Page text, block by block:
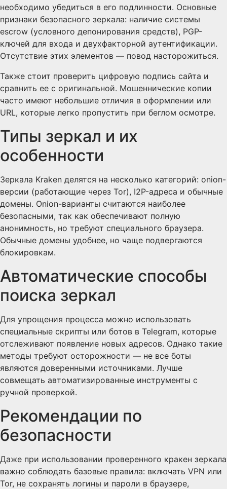
необходимо убедиться в его подлинности. Основные
признаки безопасного зеркала: наличие системы
escrow (условного депонирования средств), PGP-
ключей для входа и двухфакторной аутентификации.
Отсутствие этих элементов — повод насторожиться.
Также стоит проверить цифровую подпись сайта и
сравнить ее с оригинальной. Мошеннические копии
часто имеют небольшие отличия в оформлении или
URL, которые легко пропустить при беглом осмотре.
Типы зеркал и их
особенности
Зеркала Kraken делятся на несколько категорий: onion-
версии (работающие через Tor), I2P-адреса и обычные
домены. Onion-варианты считаются наиболее
безопасными, так как обеспечивают полную
анонимность, но требуют специального браузера.
Обычные домены удобнее, но чаще подвергаются
блокировкам.
Автоматические способы
поиска зеркал
Для упрощения процесса можно использовать
специальные скрипты или ботов в Telegram, которые
отслеживают появление новых адресов. Однако такие
методы требуют осторожности — не все боты
являются доверенными источниками. Лучше
совмещать автоматизированные инструменты с
ручной проверкой.
Рекомендации по
безопасности
Даже при использовании проверенного кракен зеркала
важно соблюдать базовые правила: включать VPN или
Tor, не сохранять логины и пароли в браузере,